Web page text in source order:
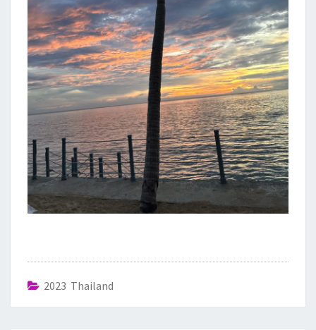
2023 Thailand